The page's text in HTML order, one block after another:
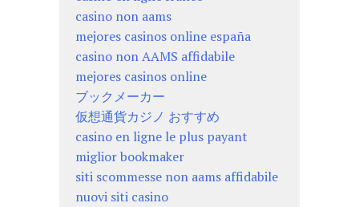
casino non aams
mejores casinos online españa
casino non AAMS affidabile
mejores casinos online
ブックメーカー
仮想通貨カジノ おすすめ
casino en ligne le plus payant
miglior bookmaker
siti scommesse non aams affidabile
nuovi siti casino